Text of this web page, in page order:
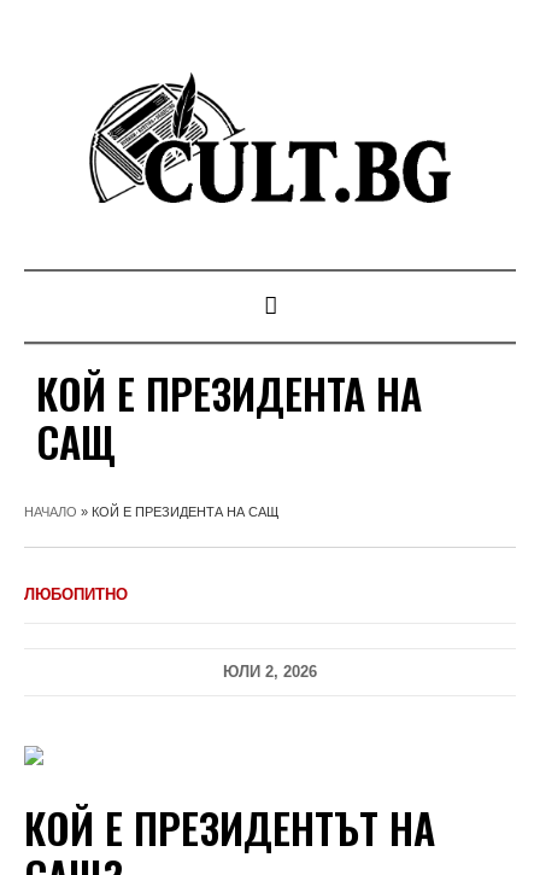
КОЙ Е ПРЕЗИДЕНТА НА
САЩ
НАЧАЛО » КОЙ Е ПРЕЗИДЕНТА НА САЩ
ЛЮБОПИТНО
ЮЛИ 2, 2026
КОЙ Е ПРЕЗИДЕНТЪТ НА